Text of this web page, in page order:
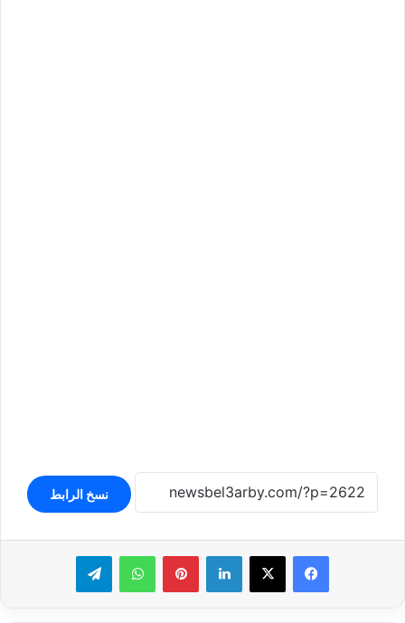
نسخ الرابط
لينكدإن بينتيريستواتساب تيلقرام